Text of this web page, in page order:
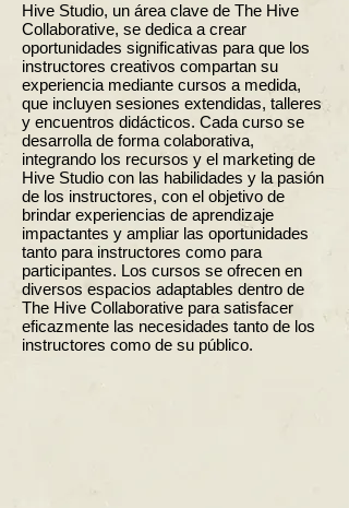
Hive Studio, un área clave de The Hive
Collaborative, se dedica a crear
oportunidades significativas para que los
instructores creativos compartan su
experiencia mediante cursos a medida,
que incluyen sesiones extendidas, talleres
y encuentros didácticos. Cada curso se
desarrolla de forma colaborativa,
integrando los recursos y el marketing de
Hive Studio con las habilidades y la pasión
de los instructores, con el objetivo de
brindar experiencias de aprendizaje
impactantes y ampliar las oportunidades
tanto para instructores como para
participantes. Los cursos se ofrecen en
diversos espacios adaptables dentro de
The Hive Collaborative para satisfacer
eficazmente las necesidades tanto de los
instructores como de su público.